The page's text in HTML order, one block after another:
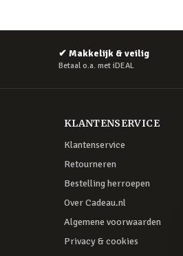
✔ Makkelijk & veilig
Betaal o.a. met iDEAL
KLANTENSERVICE
Klantenservice
Retourneren
Bestelling herroepen
Over Cadeau.nl
Algemene voorwaarden
Privacy & cookies